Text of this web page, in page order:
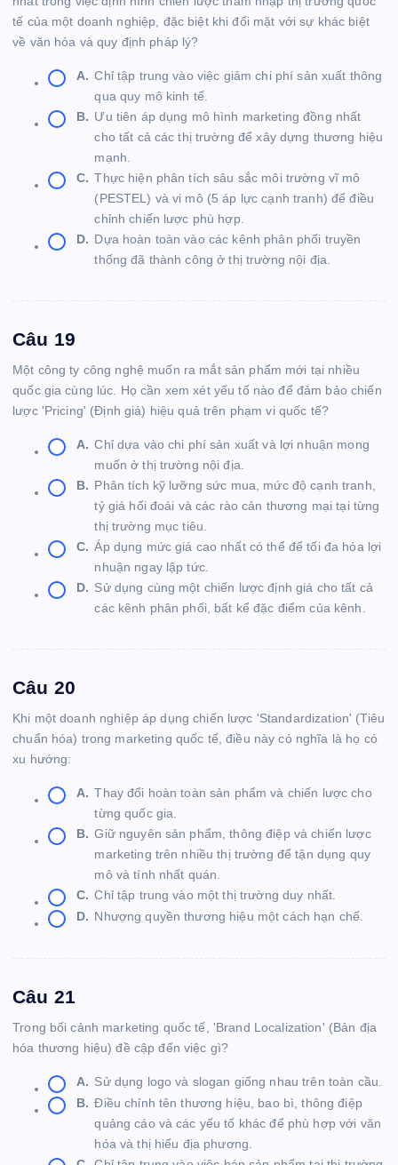
tế của một doanh nghiệp, đặc biệt khi đối mặt với sự khác biệt
về văn hóa và quy định pháp lý?
A. Chỉ tập trung vào việc giảm chi phí sản xuất thông
qua quy mô kinh tế.
B. Ưu tiên áp dụng mô hình marketing đồng nhất
cho tất cả các thị trường để xây dựng thương hiệu
mạnh.
C. Thực hiện phân tích sâu sắc môi trường vĩ mô
(PESTEL) và vi mô (5 áp lực cạnh tranh) để điều
chỉnh chiến lược phù hợp.
D. Dựa hoàn toàn vào các kênh phân phối truyền
thống đã thành công ở thị trường nội địa.
Câu 19
Một công ty công nghệ muốn ra mắt sản phẩm mới tại nhiều
quốc gia cùng lúc. Họ cần xem xét yếu tố nào để đảm bảo chiến
lược 'Pricing' (Định giá) hiệu quả trên phạm vi quốc tế?
A. Chỉ dựa vào chi phí sản xuất và lợi nhuận mong
muốn ở thị trường nội địa.
B. Phân tích kỹ lưỡng sức mua, mức độ cạnh tranh,
tỷ giá hối đoái và các rào cản thương mại tại từng
thị trường mục tiêu.
C. Áp dụng mức giá cao nhất có thể để tối đa hóa lợi
nhuận ngay lập tức.
D. Sử dụng cùng một chiến lược định giá cho tất cả
các kênh phân phối, bất kể đặc điểm của kênh.
Câu 20
Khi một doanh nghiệp áp dụng chiến lược 'Standardization' (Tiêu
chuẩn hóa) trong marketing quốc tế, điều này có nghĩa là họ có
xu hướng:
A. Thay đổi hoàn toàn sản phẩm và chiến lược cho
từng quốc gia.
B. Giữ nguyên sản phẩm, thông điệp và chiến lược
marketing trên nhiều thị trường để tận dụng quy
mô và tính nhất quán.
C. Chỉ tập trung vào một thị trường duy nhất.
D. Nhượng quyền thương hiệu một cách hạn chế.
Câu 21
Trong bối cảnh marketing quốc tế, 'Brand Localization' (Bản địa
hóa thương hiệu) đề cập đến việc gì?
A. Sử dụng logo và slogan giống nhau trên toàn cầu.
B. Điều chỉnh tên thương hiệu, bao bì, thông điệp
quảng cáo và các yếu tố khác để phù hợp với văn
hóa và thị hiếu địa phương.